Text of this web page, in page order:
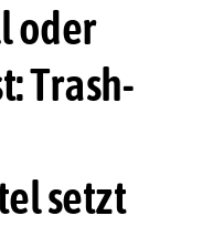
oder
Trash-
setzt